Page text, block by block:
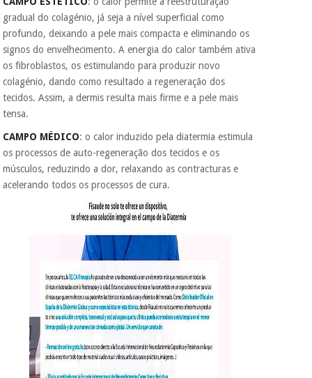
gradual do colagénio, já seja a nível superficial como
profundo, deixando a pele mais compacta e eliminando os
signos do envelhecimento. A energia do calor também ativa
os fibroblastos, os estimulando para produzir novo
colagénio, dando como resultado a regeneração dos
tecidos. Assim, a dermis resulta mais firme e a pele mais
tensa.
CAMPO MÉDICO: o calor induzido pela diatermia estimula
os processos de auto-regeneração dos tecidos e os
músculos, reduzindo a dor, relaxando as contracturas e
acelerando todos os processos de cura.